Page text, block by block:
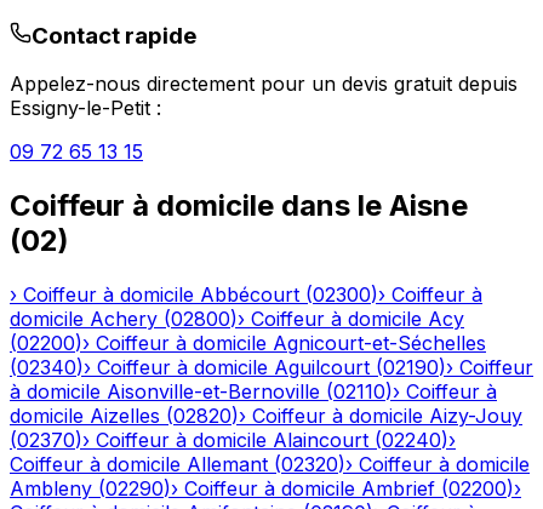
Contact rapide
Appelez-nous directement pour un devis gratuit depuis
Essigny-le-Petit :
09 72 65 13 15
Coiffeur à domicile dans le Aisne
(02)
› Coiffeur à domicile Abbécourt (02300)› Coiffeur à
domicile Achery (02800)› Coiffeur à domicile Acy
(02200)› Coiffeur à domicile Agnicourt-et-Séchelles
(02340)› Coiffeur à domicile Aguilcourt (02190)› Coiffeur
à domicile Aisonville-et-Bernoville (02110)› Coiffeur à
domicile Aizelles (02820)› Coiffeur à domicile Aizy-Jouy
(02370)› Coiffeur à domicile Alaincourt (02240)›
Coiffeur à domicile Allemant (02320)› Coiffeur à domicile
Ambleny (02290)› Coiffeur à domicile Ambrief (02200)›